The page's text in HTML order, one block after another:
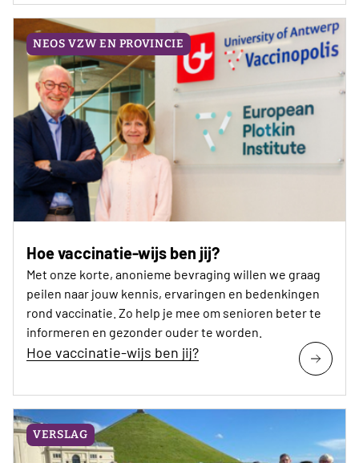
NEOS VZW EN PROVINCIE
Hoe vaccinatie-wijs ben jij?
Met onze korte, anonieme bevraging willen we graag
peilen naar jouw kennis, ervaringen en bedenkingen
rond vaccinatie. Zo help je mee om senioren beter te
informeren en gezonder ouder te worden.
Hoe vaccinatie-wijs ben jij?
VERSLAG